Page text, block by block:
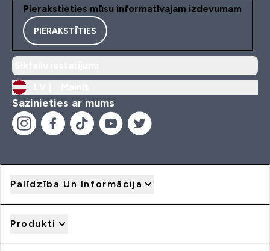
Pierakstieties mūsu informatīvajam izdevumam
PIERAKSTĪTIES
Sazinieties ar mums
Palīdzība Un Informācija
Produkti